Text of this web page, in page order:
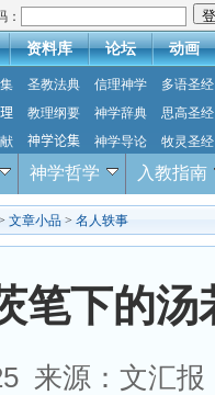
：
资料库 论坛 动画
圣教法典 信理神学
多语圣经
教理纲要 神学辞典
思高圣经
神学论集 神学导论 牧灵圣经
神学哲学 入教指南
文章小品 > 名人轶事
笔下的汤
来源：文汇